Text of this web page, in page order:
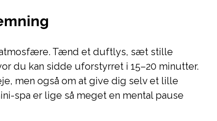
atmosfære. Tænd et duftlys, sæt stille
du kan sidde uforstyrret i 15–20 minutter.
men også om at give dig selv et lille
spa er lige så meget en mental pause